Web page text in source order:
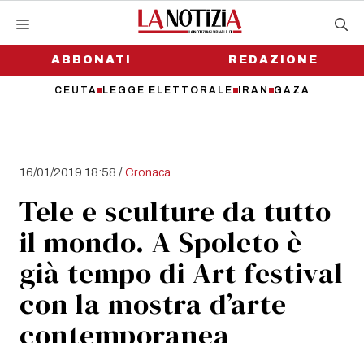
contenutoABBONATI
CEUTA LEGGE ELETTORALE IRAN GAZA
REDAZIONE
16/01/2019 18:58 /Cronaca
Tele e sculture da tutto
il mondo. A Spoleto è
già tempo di Art festival
con la mostra d’arte
contemporanea